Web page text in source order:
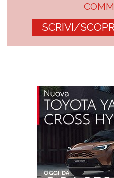
SCRIVI/